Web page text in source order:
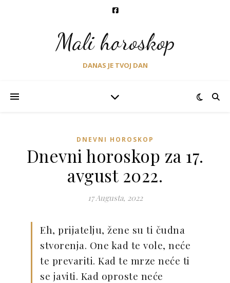
Mali horoskop
DANAS JE TVOJ DAN
DNEVNI HOROSKOP
Dnevni horoskop za 17.
avgust 2022.
17 Augusta, 2022
Eh, prijatelju, žene su ti čudna
stvorenja. One kad te vole, neće
te prevariti. Kad te mrze neće ti
se javiti. Kad oproste neće